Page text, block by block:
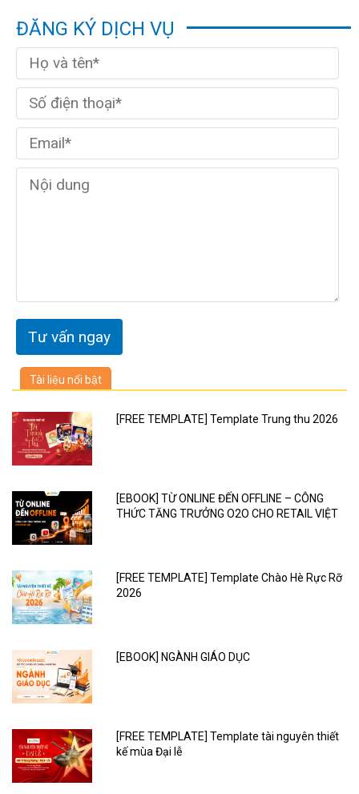
ĐĂNG KÝ DỊCH VỤ
Tài liệu nổi bật
[FREE TEMPLATE] Template Trung thu 2026
[EBOOK] TỪ ONLINE ĐẾN OFFLINE – CÔNG
THỨC TĂNG TRƯỞNG O2O CHO RETAIL VIỆT
[FREE TEMPLATE] Template Chào Hè Rực Rỡ
2026
[EBOOK] NGÀNH GIÁO DỤC
[FREE TEMPLATE] Template tài nguyên thiết
kế mùa Đại lễ